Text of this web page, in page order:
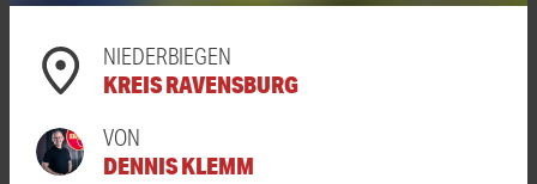
NIEDERBIEGEN
KREIS RAVENSBURG
VON
DENNIS KLEMM